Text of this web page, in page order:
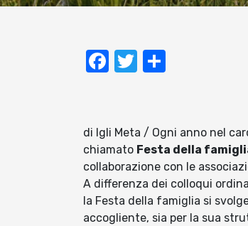
Facebook
Twitter
di Igli Meta / Ogni anno nel
chiamato Festa della
collaborazione con le
A differenza dei colloqui
la Festa della famiglia si
accogliente, sia per la sua